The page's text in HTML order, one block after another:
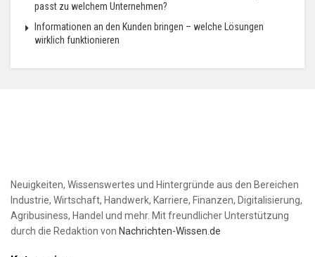
passt zu welchem Unternehmen?
Informationen an den Kunden bringen – welche Lösungen
wirklich funktionieren
Neuigkeiten, Wissenswertes und Hintergründe aus den Bereichen
Industrie, Wirtschaft, Handwerk, Karriere, Finanzen, Digitalisierung,
Agribusiness, Handel und mehr. Mit freundlicher Unterstützung
durch die Redaktion von Nachrichten-Wissen.de